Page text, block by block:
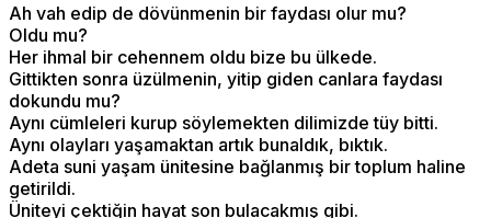
Ah vah edip de dövünmenin bir faydası olur mu?
Oldu mu?
Her ihmal bir cehennem oldu bize bu ülkede.
Gittikten sonra üzülmenin, yitip giden canlara faydası
dokundu mu?
Aynı cümleleri kurup söylemekten dilimizde tüy bitti.
Aynı olayları yaşamaktan artık bunaldık, bıktık.
Adeta suni yaşam ünitesine bağlanmış bir toplum haline
getirildi.
Üniteyi çektiğin hayat son bulacakmış gibi.